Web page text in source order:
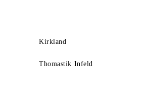
Kirkland
Thomastik Infeld